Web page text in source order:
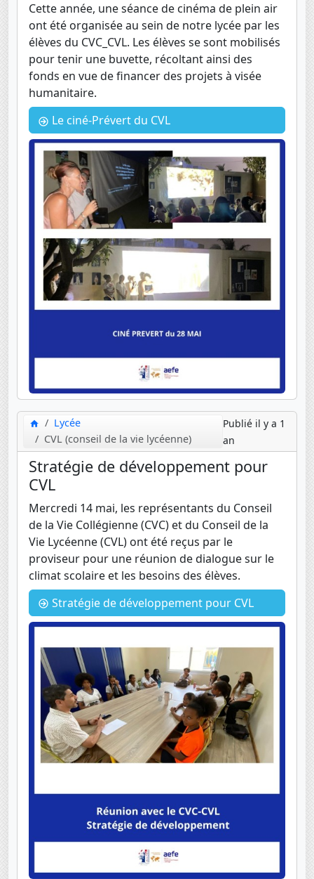
Cette année, une séance de cinéma de plein air
ont été organisée au sein de notre lycée par les
élèves du CVC_CVL. Les élèves se sont mobilisés
pour tenir une buvette, récoltant ainsi des
fonds en vue de financer des projets à visée
humanitaire.
Le ciné-Prévert du CVL
Lycée
CVL (conseil de la vie lycéenne)
Publié il y a 1
an
Stratégie de développement pour
CVL
Mercredi 14 mai, les représentants du Conseil
de la Vie Collégienne (CVC) et du Conseil de la
Vie Lycéenne (CVL) ont été reçus par le
proviseur pour une réunion de dialogue sur le
climat scolaire et les besoins des élèves.
Stratégie de développement pour CVL